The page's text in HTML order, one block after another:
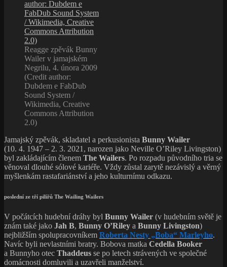
Reagge zpěvák Bunny
Wailer v jamajském
Negrilu, 4. února 2009
(Credit author:
Dubdem e FabDub
Sound System /
Wikimedia, Creative
Commons Attribution
2.0)
Jamajský zpěvák, skladatel a perkusionista Bunny Wailer
(10. 4. 1947 – 2. 3. 2021, narozen jako Neville O’Riley Livingston)
byl zakládajícím členem The Wailers. Po rozpadu původního tria se
věnoval dlouhé sólové kariéře. Vždy zůstal zarytě nezávislý a věrný
myšlenkám rastafariánství a jeho kulturnímu odkazu.
poslední ze tří pilířů The Wailing Wailers
V počátcích hudební dráhy byl Bunny Wailer (v hudebním světě je
znám také jako Jah B, Bunny O’Riley a Bunny Livingston)
nejbližším spolupracovníkem Roberta Nesty „Boba“ Marleyho.
Navíc byli nevlastními bratry. Bobova matka Cedella Booker
a Bunnyho otec Thaddeus se po letech strávených ve společné
domácnosti domluvili a uzavřeli manželství.